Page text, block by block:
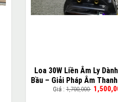
Loa 30W Liền Âm Ly
Bầu – Giải Pháp Âm
Giá :1,700,000